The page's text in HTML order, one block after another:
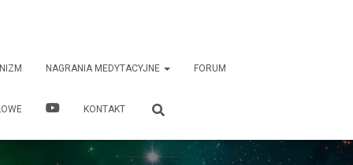
NAGRANIA MEDYTACYJNE FORUM
KONTAKT